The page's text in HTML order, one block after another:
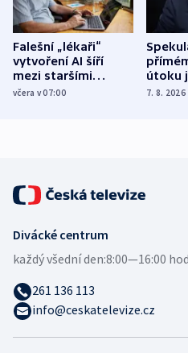
Falešní „lékaři“
vytvoření AI šíří
mezi staršími
Poláky nebezpečné
včera v 07:00
útoku
míní
7. 8. 2026
Divácké centrum
každý všední den:8:00—16:00
261 136 113
info@ceskatelevize.cz